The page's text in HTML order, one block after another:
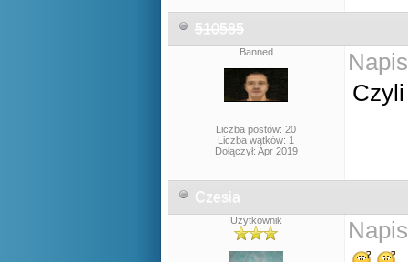
510585
Banned
Liczba postów: 20
Liczba wątków: 1
Dołączył: Apr 2019
Czesia
Użytkownik